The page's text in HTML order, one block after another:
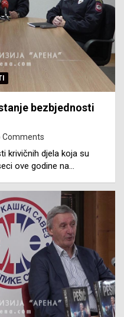
bezbjednosti
Comments
krivičnih djela koja su
ove godine na…